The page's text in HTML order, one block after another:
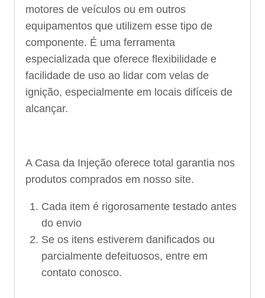
motores de veículos ou em outros
equipamentos que utilizem esse tipo de
componente. É uma ferramenta
especializada que oferece flexibilidade e
facilidade de uso ao lidar com velas de
ignição, especialmente em locais difíceis de
alcançar.
A Casa da Injeção oferece total garantia nos
produtos comprados em nosso site.
Cada item é rigorosamente testado antes
do envio
Se os itens estiverem danificados ou
parcialmente defeituosos, entre em
contato conosco.